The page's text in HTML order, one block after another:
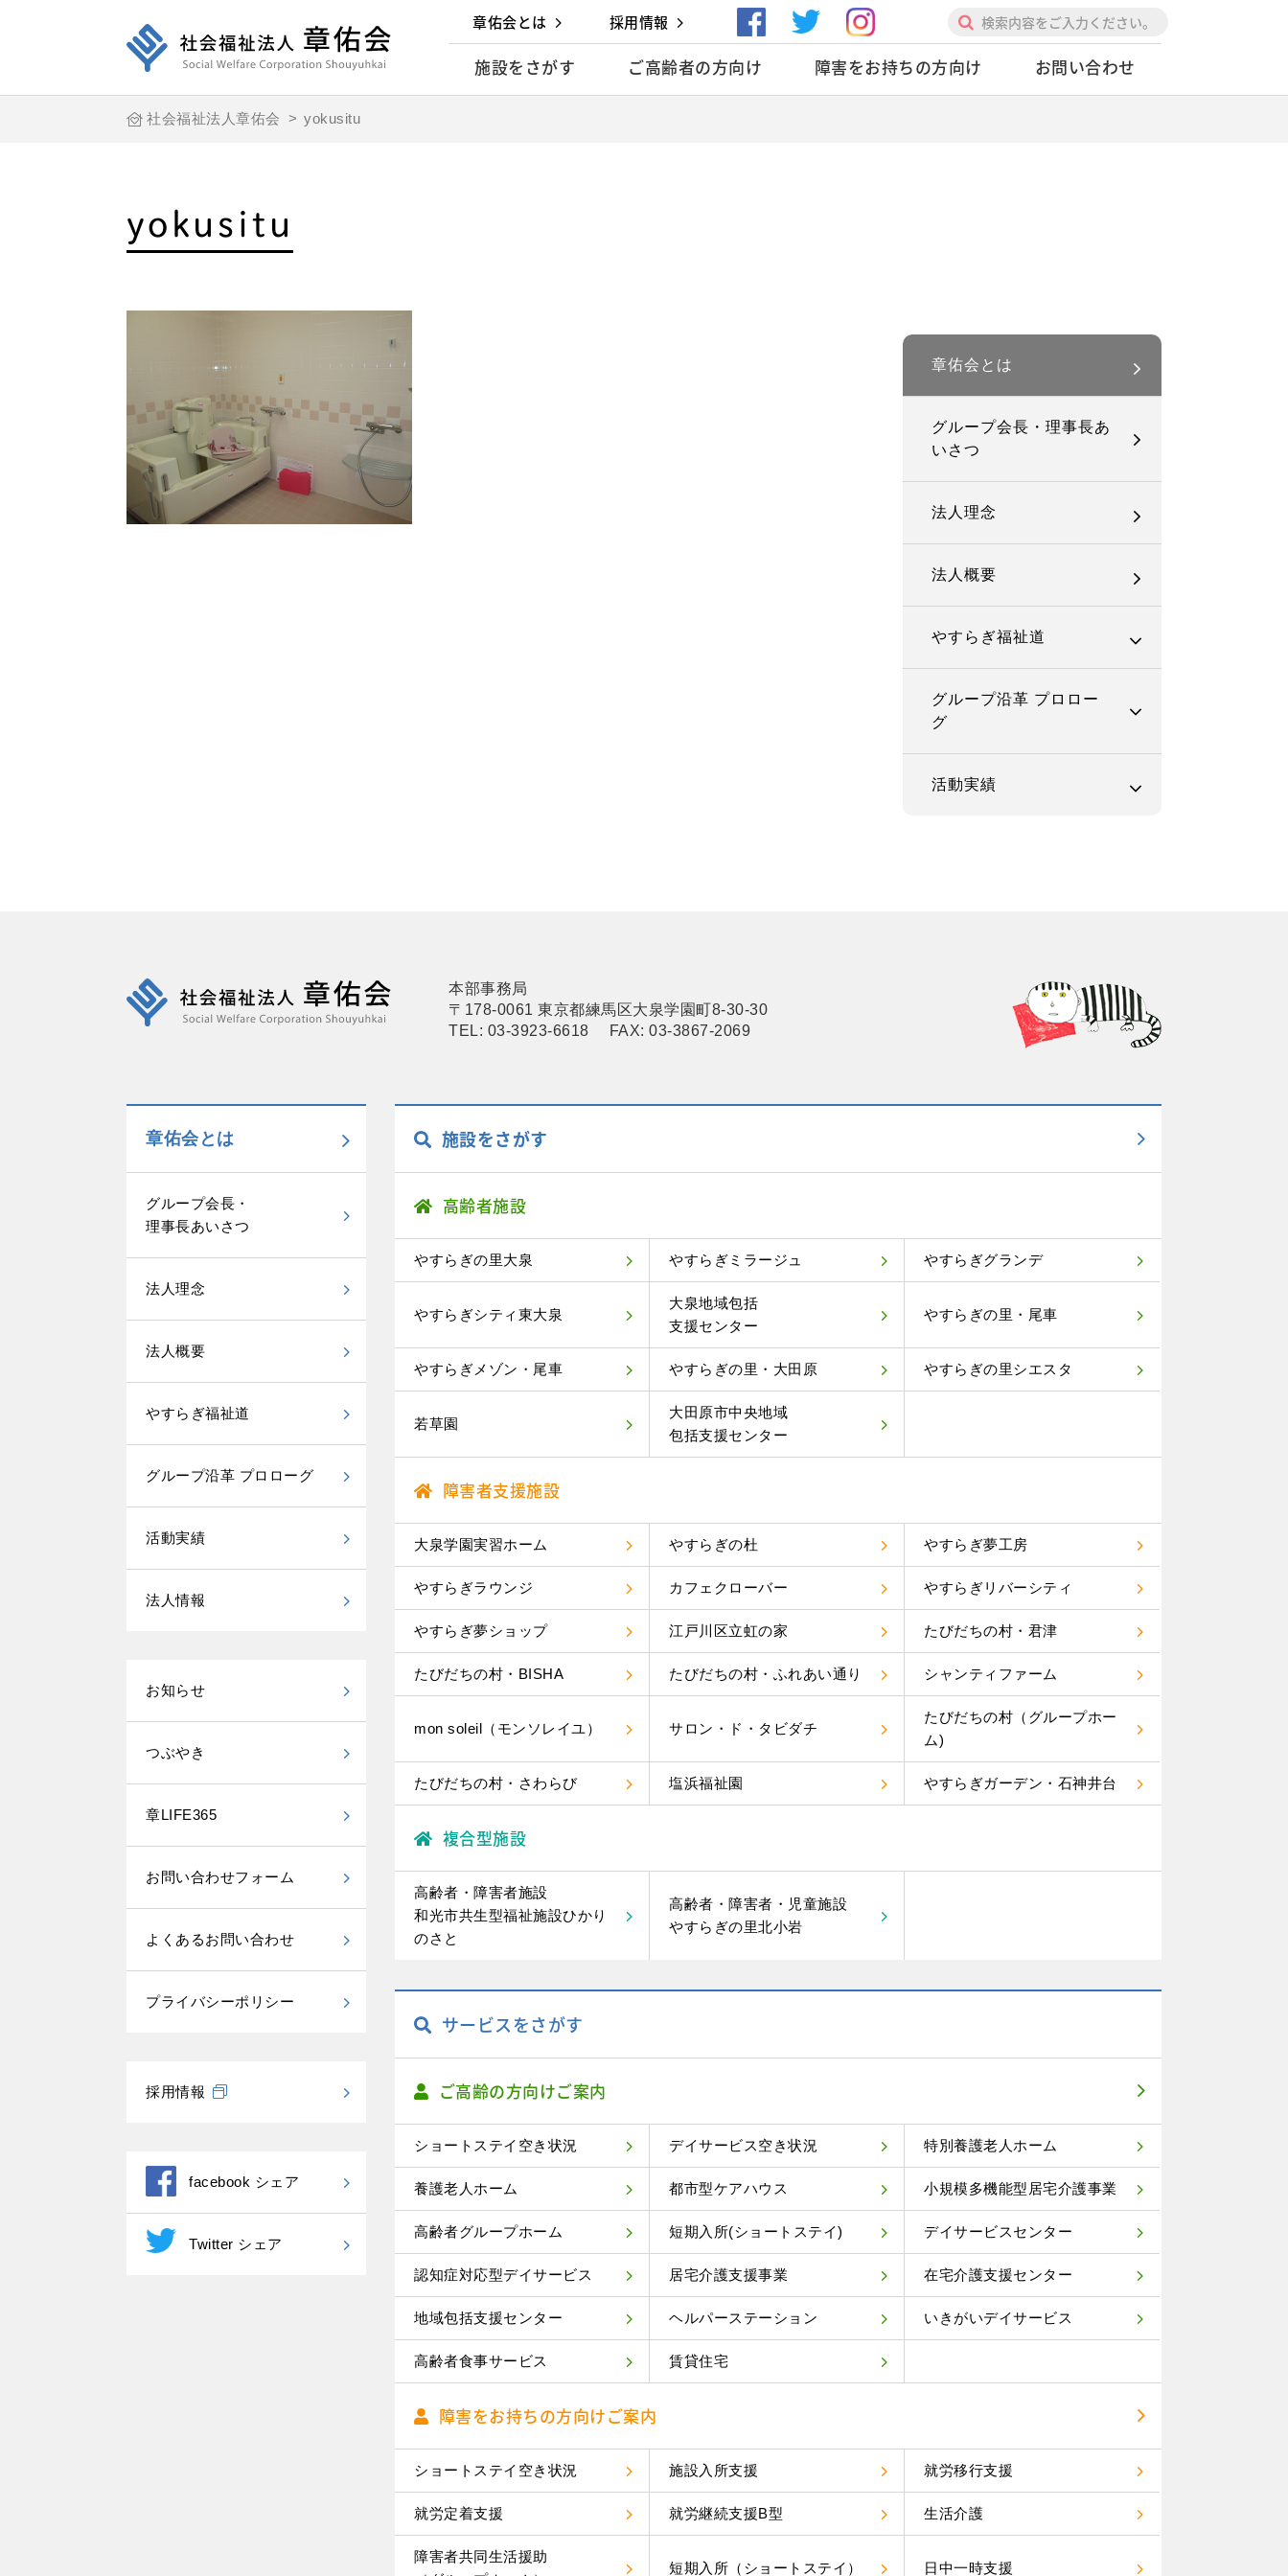
章佑会とは 採用情報
施設をさがす ご高齢者の方向け 障害をお持ちの方向け お問い合わせ
社会福祉法人章佑会 > yokusitu
yokusitu
章佑会とは
グループ会長・理事長あ
いさつ
法人理念
法人概要
やすらぎ福祉道
人を動かすときの心得
グループ沿革 プロロー
グ
2ndプロローグ、未来へ
活動実績
本部事務局
〒178-0061 東京都練馬区大泉学園町8-30-30
TEL: 03-3923-6618 FAX: 03-3867-2069
章佑会とは
グループ会長・
理事長あいさつ
法人理念
法人概要
やすらぎ福祉道
グループ沿革 プロローグ
活動実績
法人情報
お知らせ
つぶやき
章LIFE365
お問い合わせフォーム
よくあるお問い合わせ
プライバシーポリシー
採用情報
facebook シェア
Twitter シェア
施設をさがす
高齢者施設
やすらぎの里大泉 やすらぎミラージュ やすらぎグランデ
やすらぎシティ東大泉
大泉地域包括
支援センター
やすらぎの里・尾車
やすらぎメゾン・尾車 やすらぎの里・大田原 やすらぎの里シエスタ
若草園
大田原市中央地域
包括支援センター
障害者支援施設
大泉学園実習ホーム やすらぎの杜 やすらぎ夢工房
やすらぎラウンジ カフェクローバー やすらぎリバーシティ
やすらぎ夢ショップ 江戸川区立虹の家 たびだちの村・君津
たびだちの村・BISHA たびだちの村・ふれあい通り シャンティファーム
mon soleil（モンソレイユ） サロン・ド・タビダチ
たびだちの村（グループホー
ム)
たびだちの村・さわらび 塩浜福祉園 やすらぎガーデン・石神井台
複合型施設
高齢者・障害者施設
和光市共生型福祉施設ひかり
のさと
高齢者・障害者・児童施設
やすらぎの里北小岩
サービスをさがす
ご高齢の方向けご案内
ショートステイ空き状況 デイサービス空き状況 特別養護老人ホーム
養護老人ホーム 都市型ケアハウス 小規模多機能型居宅介護事業
高齢者グループホーム 短期入所(ショートステイ) デイサービスセンター
認知症対応型デイサービス 居宅介護支援事業 在宅介護支援センター
地域包括支援センター ヘルパーステーション いきがいデイサービス
高齢者食事サービス 賃貸住宅
障害をお持ちの方向けご案内
ショートステイ空き状況 施設入所支援 就労移行支援
就労定着支援 就労継続支援B型 生活介護
障害者共同生活援助
短期入所（ショートステイ） 日中一時支援